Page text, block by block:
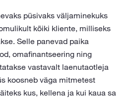
püsivaks väljaminekuks
kõiki kliente, milliseks
Selle panevad paika
omafinantseering ning
vastavalt laenutaotleja
koosneb väga mitmetest
kus, kellena ja kui kaua sa